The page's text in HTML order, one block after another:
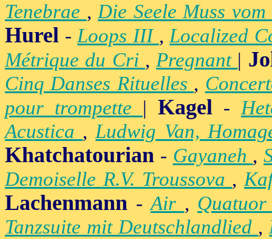
Tenebrae ,Die Seele Muss
Hurel -Loops III ,Localized
Métrique du Cri ,Pregnant |
Cinq Danses Rituelles ,
pour trompette | Kagel -
Acustica ,Ludwig Van,
Khatchatourian - Gayaneh ,
Demoiselle R.V. Troussova ,
Lachenmann -Air ,
Tanzsuite mit Deutschlandlied ,